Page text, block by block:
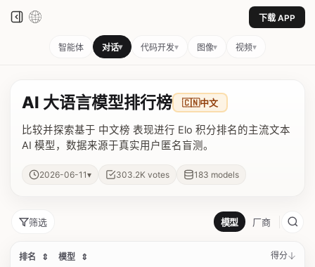
下载 APP
智能体 对话▾ 代码开发▾ 图像▾ 视频▾
AI 大语言模型排行榜 🇨🇳中文
比较并探索基于 中文榜 表现进行 Elo 积分排名的主流文本
AI 模型，数据来源于真实用户匿名盲测。
2026-06-11▾ 303.2K votes 183 models
筛选 模型 厂商
排名 ⇕ 模型 ⇕ 得分